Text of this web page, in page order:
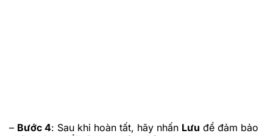
– Bước 4: Sau khi hoàn tất, hãy nhấn Lưu để đảm bảo